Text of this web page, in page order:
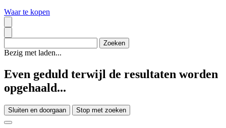
Waar te kopen
Bezig met laden...
Even geduld terwijl de resultaten worden
opgehaald...
Sluiten en doorgaan Stop met zoeken